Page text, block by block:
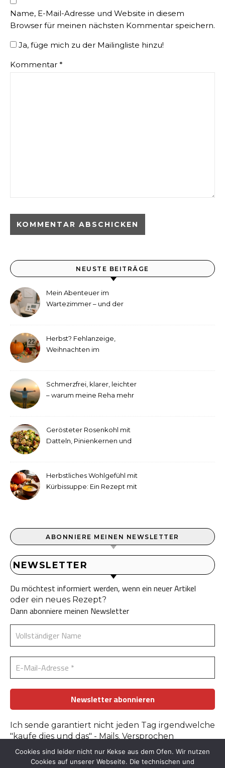
Name, E-Mail-Adresse und Website in diesem
Browser für meinen nächsten Kommentar speichern.
Ja, füge mich zu der Mailingliste hinzu!
Kommentar *
NEUSTE BEITRÄGE
Mein Abenteuer im
Wartezimmer – und der
Herbst? Fehlanzeige,
Weihnachten im
Schmerzfrei, klarer, leichter
– warum meine Reha mehr
Gerösteter Rosenkohl mit
Datteln, Pinienkernen und
Herbstliches Wohlgefühl mit
Kürbissuppe: Ein Rezept mit
ABONNIERE MEINEN NEWSLETTER
NEWSLETTER
Du möchtest informiert werden, wenn ein neuer Artikel
oder ein neues Rezept?
Dann abonniere meinen Newsletter
Ich sende garantiert nicht jeden Tag irgendwelche
"kaufe dies und das" - Mails. Versprochen
Erfahre mehr in der Datenschutzerklärung.
Cookies sind leider nicht nur Kekse aus dem Ofen. Wir nutzen
Cookies auf unserer Webseite. Die technischen und